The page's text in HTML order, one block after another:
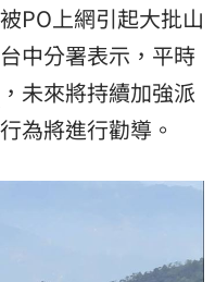
PO上網引起大批山
中分署表示，平時
，未來將持續加強派
為將進行勸導。